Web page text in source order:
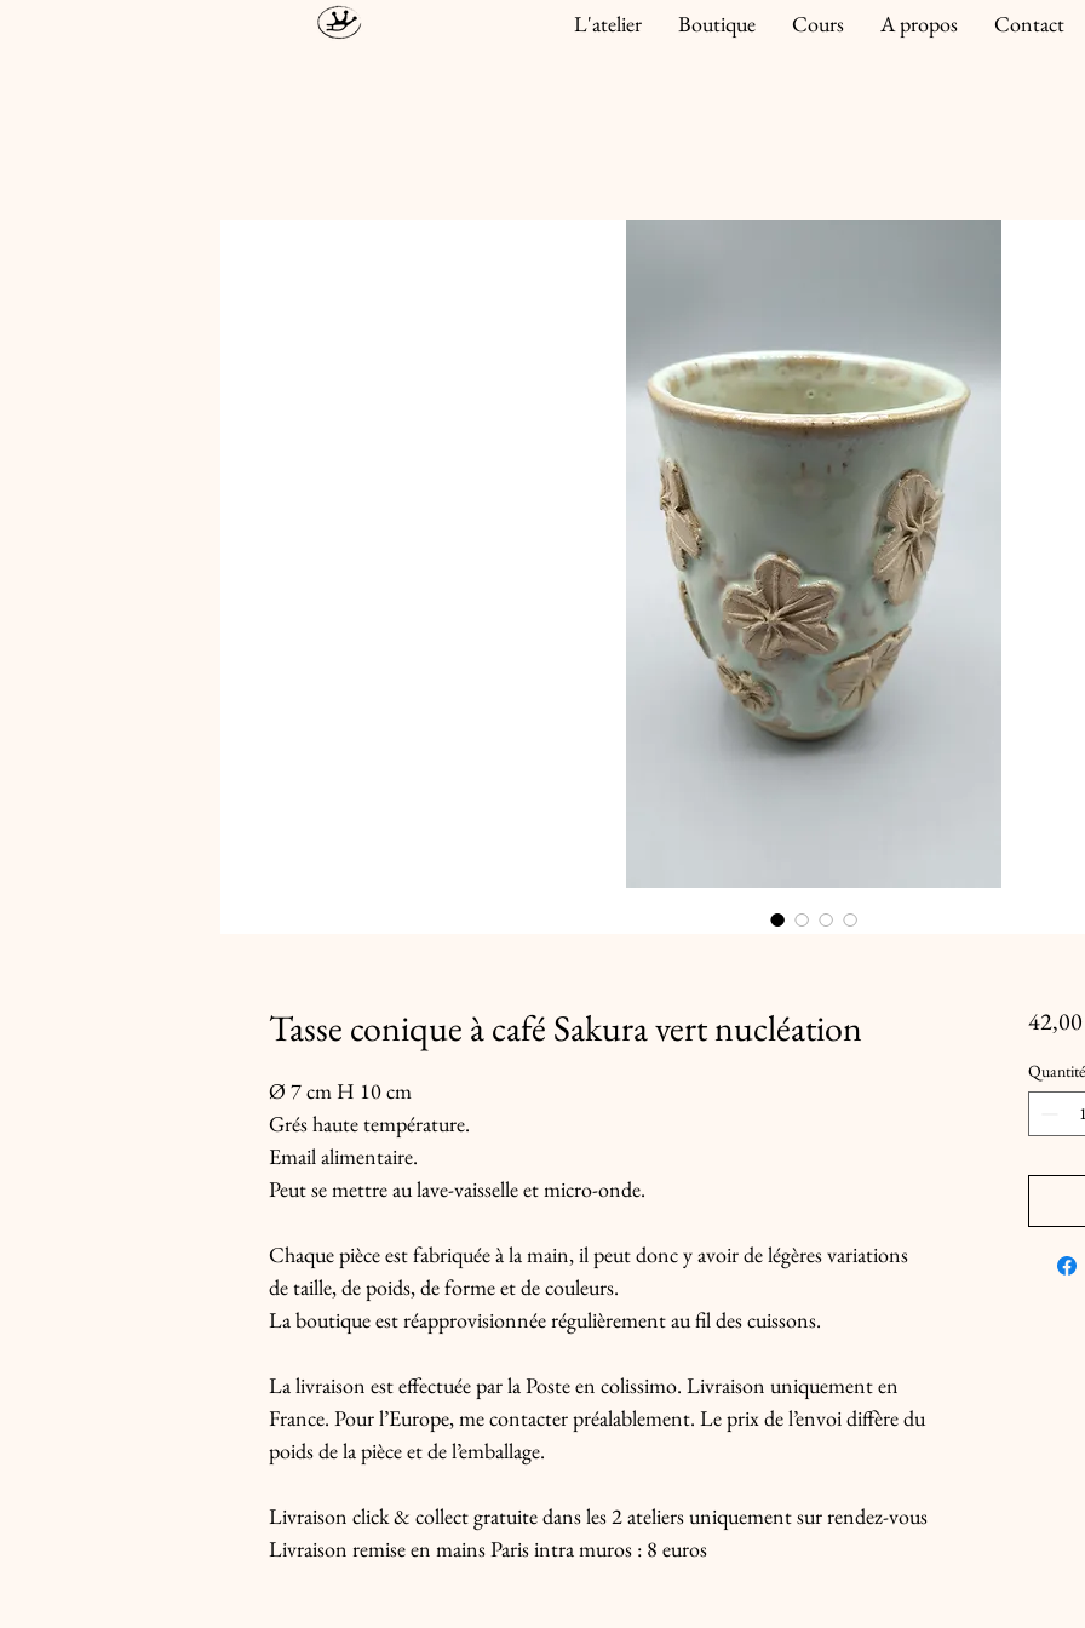
L'atelier Boutique Cours A propos Contact
Tasse conique à café Sakura vert nucléation
Ø 7 cm H 10 cm
Grés haute température.
Email alimentaire.
Peut se mettre au lave-vaisselle et micro-onde.
Chaque pièce est fabriquée à la main, il peut donc y avoir de légères variations
de taille, de poids, de forme et de couleurs.
La boutique est réapprovisionnée régulièrement au fil des cuissons.
La livraison est effectuée par la Poste en colissimo. Livraison uniquement en
France. Pour l’Europe, me contacter préalablement. Le prix de l’envoi diffère du
poids de la pièce et de l’emballage.
Livraison click & collect gratuite dans les 2 ateliers uniquement sur rendez-vous
Livraison remise en mains Paris intra muros : 8 euros
Quantité